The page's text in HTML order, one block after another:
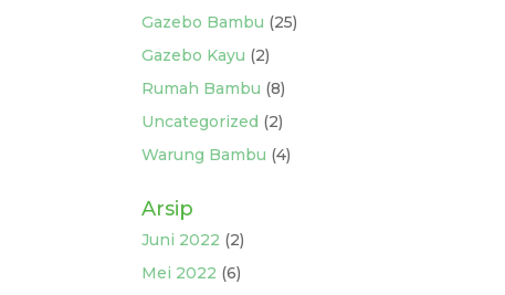
Gazebo Bambu (25)
Gazebo Kayu (2)
Rumah Bambu (8)
Uncategorized (2)
Warung Bambu (4)
Arsip
Juni 2022 (2)
Mei 2022 (6)